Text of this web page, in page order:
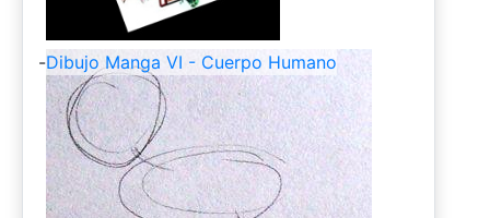
-Dibujo Manga VI - Cuerpo Humano